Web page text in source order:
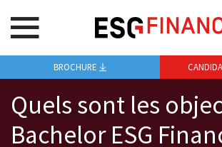
Quels sont les
Bachelor ESG
BROCHURE